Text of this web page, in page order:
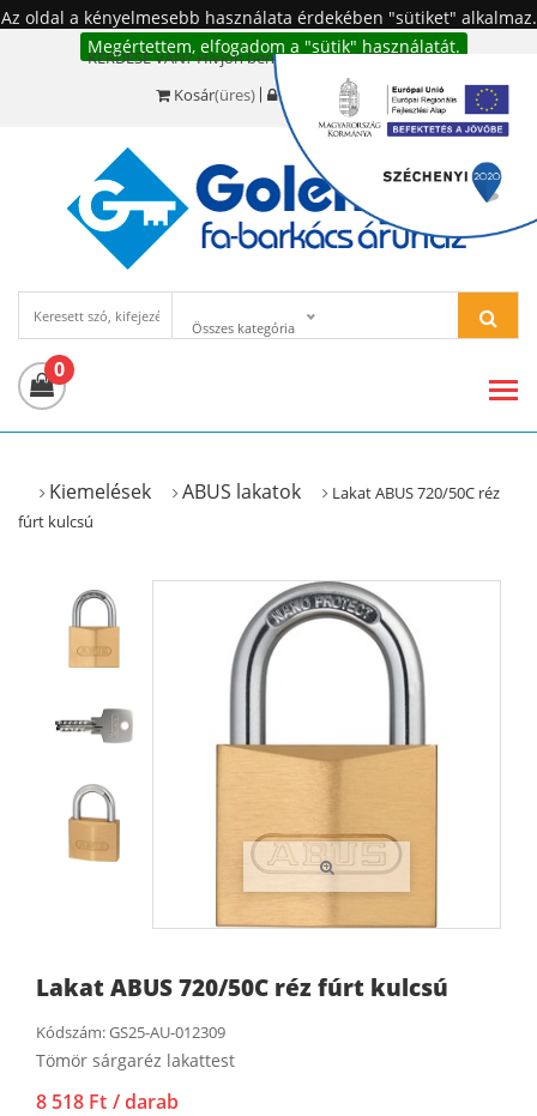
Az oldal a kényelmesebb használata érdekében "sütiket" alkalmaz.
Megértettem, elfogadom a "sütik" használatát.
KÉRDÉSE VAN? Hívjon bennünket!:+36 20 977-6494
Kosár(üres) Bejelentkezés
Összes kategória
0
Kiemelések ABUS lakatok
Lakat ABUS 720/50C réz
fúrt kulcsú
Lakat ABUS 720/50C réz fúrt kulcsú
Kódszám:GS25-AU-012309
Tömör sárgaréz lakattest
8 518 Ft / darab